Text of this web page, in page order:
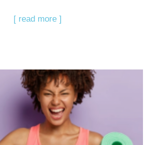
[ read more ]